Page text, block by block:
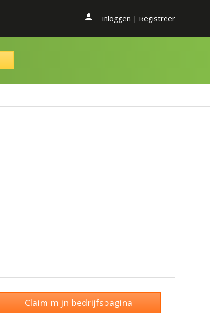
Inloggen | Registreer
Claim mijn bedrijfspagina